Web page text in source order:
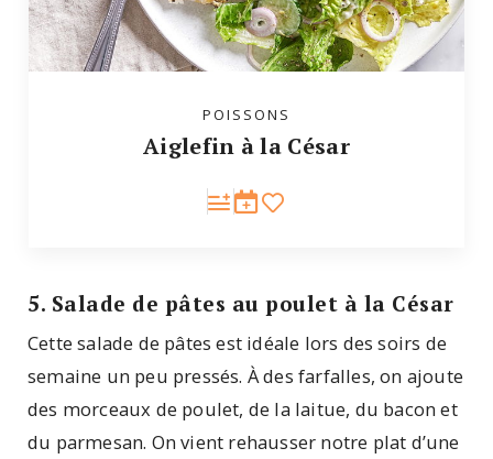
POISSONS
Aiglefin à la César
5. Salade de pâtes au poulet à la César
Cette salade de pâtes est idéale lors des soirs de
semaine un peu pressés. À des farfalles, on ajoute
des morceaux de poulet, de la laitue, du bacon et
du parmesan. On vient rehausser notre plat d’une